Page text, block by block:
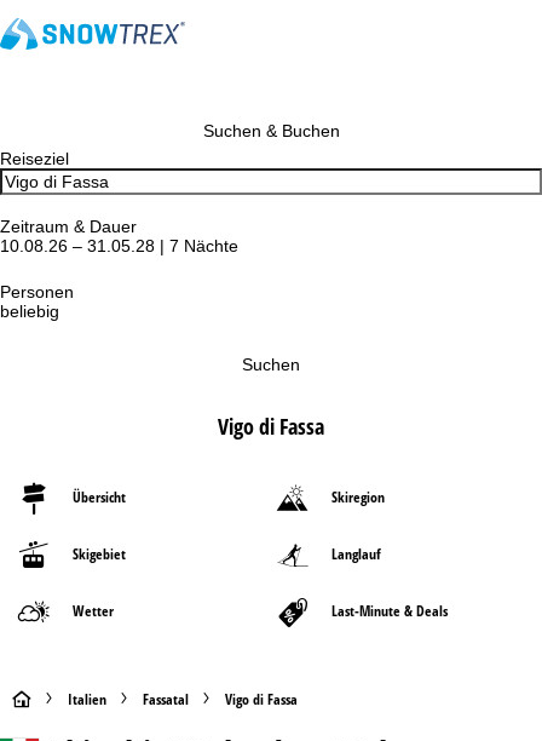
Suchen & Buchen
Reiseziel
Zeitraum & Dauer
10.08.26 – 31.05.28 | 7 Nächte
Personen
beliebig
Suchen
Vigo di Fassa
Übersicht Skiregion
Skigebiet Langlauf
Wetter Last-Minute & Deals
S Italien Fassatal Vigo di Fassa